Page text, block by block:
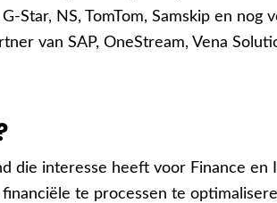
Star, NS, TomTom, Samskip en nog
van SAP, OneStream, Vena
die interesse heeft voor Finance en
te processen te